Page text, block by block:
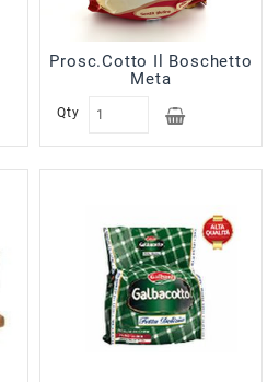
Prosc.Cotto Il Boschetto
Meta
Qty